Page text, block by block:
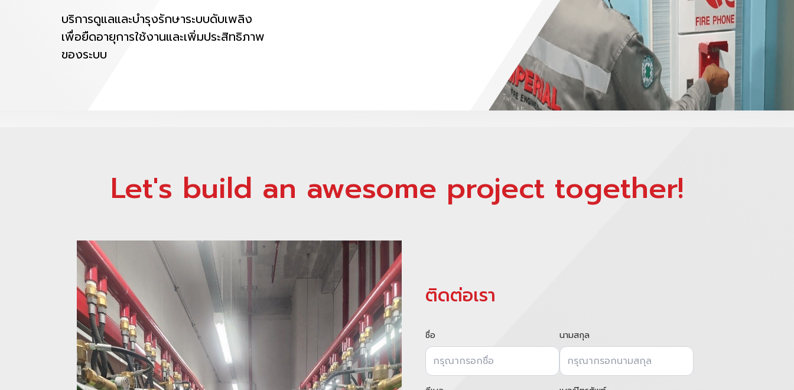
บริการดูแลและบำรุงรักษาระบบดับเพลิง
เพื่อยืดอายุการใช้งานและเพิ่มประสิทธิภาพ
ของระบบ
Let's build an awesome project together!
ติดต่อเรา
ชื่อ นามสกุล